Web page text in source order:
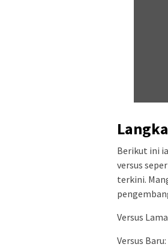
Berikut ini
versus
terkini.
Versus
Versus Baru: